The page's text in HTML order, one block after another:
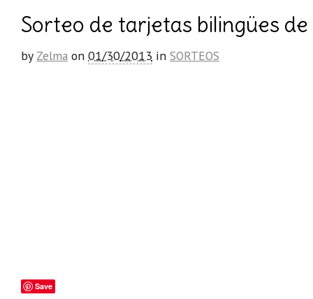
Sorteo de tarjetas bilingües
by Zelma on 01/30/2013 in SORTEOS
Save